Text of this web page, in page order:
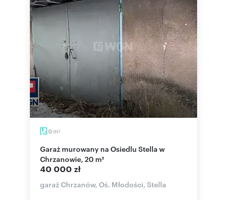
0 m2
Garaż murowany na Osiedlu Stella w
Chrzanowie, 20 m²
40 000 zł
garaż Chrzanów, Oś. Młodości, Stella